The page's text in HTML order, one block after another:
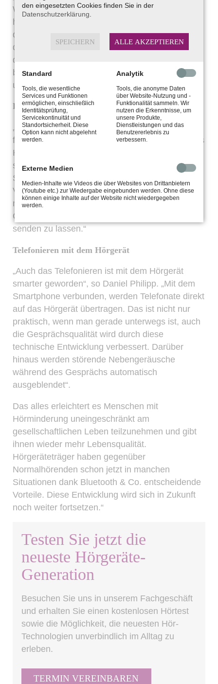
Weg zum Empire State Building? Sie müssen
heutzutage nicht mehr mit dem Stadtplan durch
die Straßen irren“, betont Daniel Philipp. „Über
das Hörgerät werden die Navigationsansagen
direkt in das Ohr übermittelt. So können Sie sich
besser auf den Straßenverkehr konzentrieren
und sind technisch auf dem neuesten Stand.“
Fremdsprachen verstehen mit dem Hörgerät
„Stellen Sie sich vor, Sie sind in ein
fremdsprachiges Land gereist. Hier haben Sie als
Hörgeräte-Träger einen klaren Vorteil. Denn
smarte Hörgeräte überwinden heutzutage auch
Sprach-Barrieren“, erklärt der HörExperte. „In
Verbindung mit Apps auf dem Smartphone ist es
möglich, sich die Worte des fremdsprachigen
Gesprächspartners übersetzt in sein Hörgerät
senden zu lassen.“
Telefonieren mit dem Hörgerät
„Auch das Telefonieren ist mit dem Hörgerät
smarter geworden“, so Daniel Philipp. „Mit dem
Smartphone verbunden, werden Telefonate direkt
auf das Hörgerät übertragen. Das ist nicht nur
praktisch, wenn man gerade unterwegs ist, auch
die Gesprächsqualität wird durch diese
technische Entwicklung verbessert. Darüber
hinaus werden störende Nebengeräusche
während des Gesprächs automatisch
ausgeblendet“.
Das alles erleichtert es Menschen mit
Hörminderung uneingeschränkt am
gesellschaftlichen Leben teilzunehmen und gibt
ihnen wieder mehr Lebensqualität.
Hörgeräteträger haben gegenüber
Normalhörenden schon jetzt in manchen
Situationen dank Bluetooth & Co. entscheidende
Vorteile. Diese Entwicklung wird sich in Zukunft
noch weiter fortsetzen.“
Testen Sie jetzt die
neueste Hörgeräte-
Generation
Besuchen Sie uns in unserem Fachgeschäft
und erhalten Sie einen kostenlosen Hörtest
sowie die Möglichkeit, die neuesten Hör-
Technologien unverbindlich im Alltag zu
erleben.
TERMIN VEREINBAREN
den eingesetzten Cookies finden Sie in der
Datenschutzerklärung
SPEICHERN ALLE AKZEPTIEREN
Standard
Tools, die wesentliche
Services und Funktionen
ermöglichen, einschließlich
Identitätsprüfung,
Servicekontinuität und
Standortsicherheit. Diese
Option kann nicht abgelehnt
werden.
Analytik
Tools, die anonyme Daten
über Website-Nutzung und -
Funktionalität sammeln. Wir
nutzen die Erkenntnisse, um
unsere Produkte,
Dienstleistungen und das
Benutzererlebnis zu
verbessern.
Externe Medien
Medien-Inhalte wie Videos die über Websites von Drittanbietern
(Youtube etc.) zur Wiedergabe eingebunden werden. Ohne diese
können einige Inhalte auf der Website nicht wiedergegeben
werden.